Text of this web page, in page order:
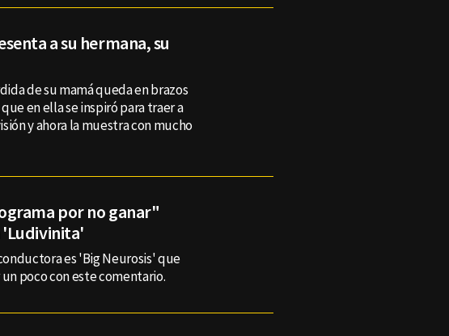
a su hermana, su
de su mamá queda en brazos
en ella se inspiró para traer a
y ahora la muestra con mucho
por no ganar"
'Ludivinita'
es 'Big Neurosis' que
poco con este comentario.